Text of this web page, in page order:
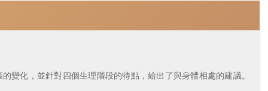
化，並針對四個生理階段的特點，給出了與身體相處的建議。